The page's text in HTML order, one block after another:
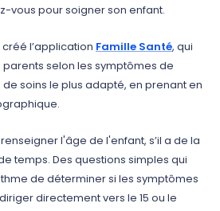
vous pour soigner son enfant.
l’application Famille Santé, qui
selon les symptômes de
soins le plus adapté, en prenant en
l'âge de l'enfant, s’il a de la
temps. Des questions simples qui
de déterminer si les symptômes
directement vers le 15 ou le